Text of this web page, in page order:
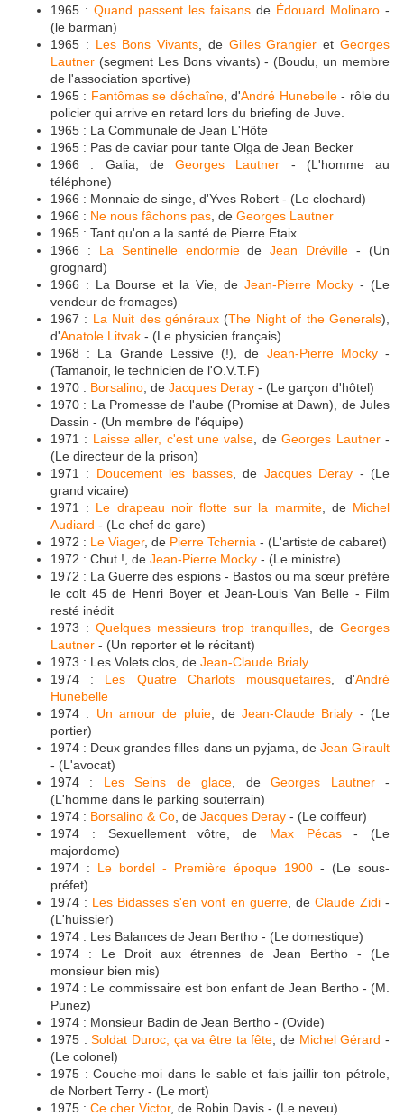
1965 : Quand passent les faisans de Édouard Molinaro -
(le barman)
1965 : Les Bons Vivants, de Gilles Grangier etGeorges
Lautner (segment Les Bons vivants) - (Boudu, un membre
de l'association sportive)
1965 : Fantômas se déchaîne, d'André Hunebelle- rôle du
policier qui arrive en retard lors du briefing de Juve.
1965 : La Communale de Jean L'Hôte
1965 : Pas de caviar pour tante Olga de Jean Becker
1966 : Galia, de Georges Lautner - (L'homme au
téléphone)
1966 : Monnaie de singe, d'Yves Robert - (Le clochard)
1966 : Ne nous fâchons pas, de Georges Lautner
1965 : Tant qu'on a la santé de Pierre Etaix
1966 : La Sentinelle endormiedeJean Dréville - (Un
grognard)
1966 : La Bourse et la Vie, de Jean-Pierre Mocky - (Le
vendeur de fromages)
1967 : La Nuit des généraux (The Night of the Generals),
d'Anatole Litvak - (Le physicien français)
1968 : La Grande Lessive (!), de Jean-Pierre Mocky-
(Tamanoir, le technicien de l'O.V.T.F)
1970 : Borsalino, de Jacques Deray - (Le garçon d'hôtel)
1970 : La Promesse de l'aube (Promise at Dawn), de Jules
Dassin - (Un membre de l'équipe)
1971 : Laisse aller, c'est une valse, deGeorges Lautner-
(Le directeur de la prison)
1971 : Doucement les basses, de Jacques Deray - (Le
grand vicaire)
1971 : Le drapeau noir flotte sur la marmite, de Michel
Audiard - (Le chef de gare)
1972 : Le Viager, de Pierre Tchernia - (L'artiste de cabaret)
1972 : Chut !, de Jean-Pierre Mocky - (Le ministre)
1972 : La Guerre des espions - Bastos ou ma sœur préfère
le colt 45 de Henri Boyer et Jean-Louis Van Belle - Film
resté inédit
1973 : Quelques messieurs trop tranquilles, de Georges
Lautner - (Un reporter et le récitant)
1973 : Les Volets clos, de Jean-Claude Brialy
1974 : Les Quatre Charlots mousquetaires, d'André
Hunebelle
1974 : Un amour de pluie, deJean-Claude Brialy - (Le
portier)
1974 : Deux grandes filles dans un pyjama, de Jean Girault
- (L'avocat)
1974 : Les Seins de glace, deGeorges Lautner-
(L'homme dans le parking souterrain)
1974 : Borsalino & Co, de Jacques Deray - (Le coiffeur)
1974 : Sexuellement vôtre, de Max Pécas- (Le
majordome)
1974 : Le bordel - Première époque 1900 - (Le sous-
préfet)
1974 : Les Bidasses s'en vont en guerre, de Claude Zidi-
(L'huissier)
1974 : Les Balances de Jean Bertho - (Le domestique)
1974 : Le Droit aux étrennes de Jean Bertho - (Le
monsieur bien mis)
1974 : Le commissaire est bon enfant de Jean Bertho - (M.
Punez)
1974 : Monsieur Badin de Jean Bertho - (Ovide)
1975 :Soldat Duroc, ça va être ta fête, de Michel Gérard -
(Le colonel)
1975 : Couche-moi dans le sable et fais jaillir ton pétrole,
de Norbert Terry - (Le mort)
1975 : Ce cher Victor, de Robin Davis - (Le neveu)